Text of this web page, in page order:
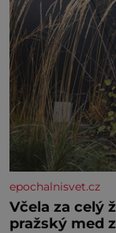
epochalnisvet.cz
Včela za celý
pražský med